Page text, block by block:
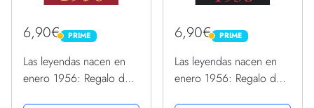
6,90€ PRIME
PRIME
Las leyendas nacen en
enero 1956: Regalo de
6,90€ PRIME
PRIME
Las leyendas nacen en
enero 1956: Regalo de